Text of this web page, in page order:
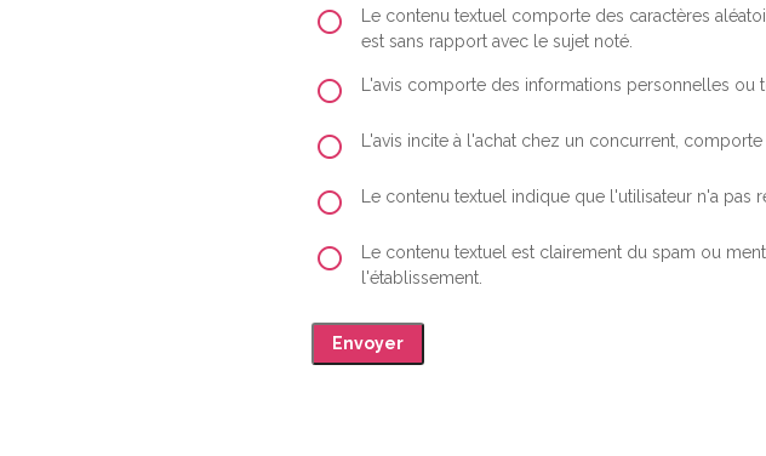
Le contenu textuel comporte des caractères
est sans rapport avec le sujet noté.
L'avis comporte des informations personnelles
L'avis incite à l'achat chez un concurrent,
Le contenu textuel indique que l'utilisateur n'a pas
Le contenu textuel est clairement du spam ou
l'établissement.
Envoyer